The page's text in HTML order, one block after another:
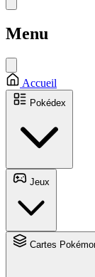
Menu
Accueil